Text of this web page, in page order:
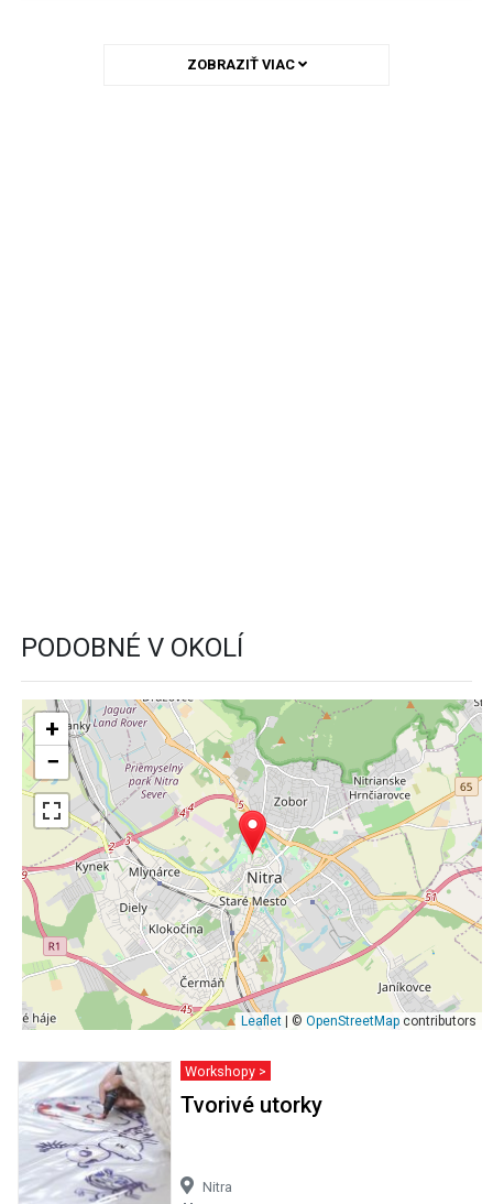
ZOBRAZIŤ VIAC
PODOBNÉ V OKOLÍ
+
−
Leaflet | © OpenStreetMap contributors
Workshopy >
Tvorivé utorky
Nitra